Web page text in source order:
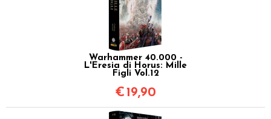
Warhammer 40.000 -
L'Eresia di Horus: Mille
Figli Vol.12
€ 19,90